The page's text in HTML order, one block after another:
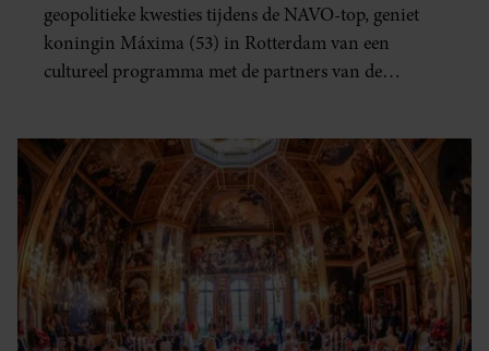
geopolitieke kwesties tijdens de NAVO-top, geniet
koningin Máxima (53) in Rotterdam van een
cultureel programma met de partners van de